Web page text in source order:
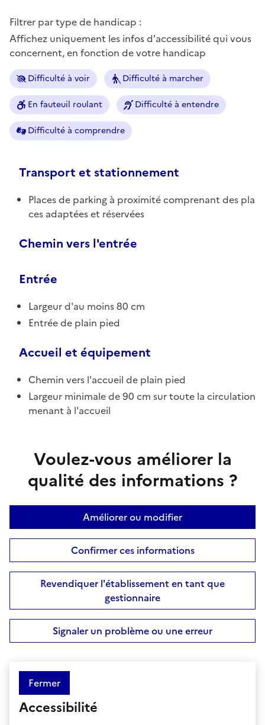
Filtrer par type de handicap :
Affichez uniquement les infos d'accessibilité qui vous
concernent, en fonction de votre handicap
Difficulté à voir Difficulté à marcher
En fauteuil roulant Difficulté à entendre
Difficulté à comprendre
Transport et stationnement
Places de parking à proximité comprenant des pla
ces adaptées et réservées
Chemin vers l'entrée
Entrée
Largeur d'au moins 80 cm
Entrée de plain pied
Accueil et équipement
Chemin vers l'accueil de plain pied
Largeur minimale de 90 cm sur toute la circulation
menant à l'accueil
Voulez-vous améliorer la
qualité des informations ?
Améliorer ou modifier
Confirmer ces informations
Revendiquer l'établissement en tant que
gestionnaire
Signaler un problème ou une erreur
Fermer
Accessibilité